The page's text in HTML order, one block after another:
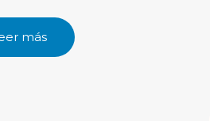
más